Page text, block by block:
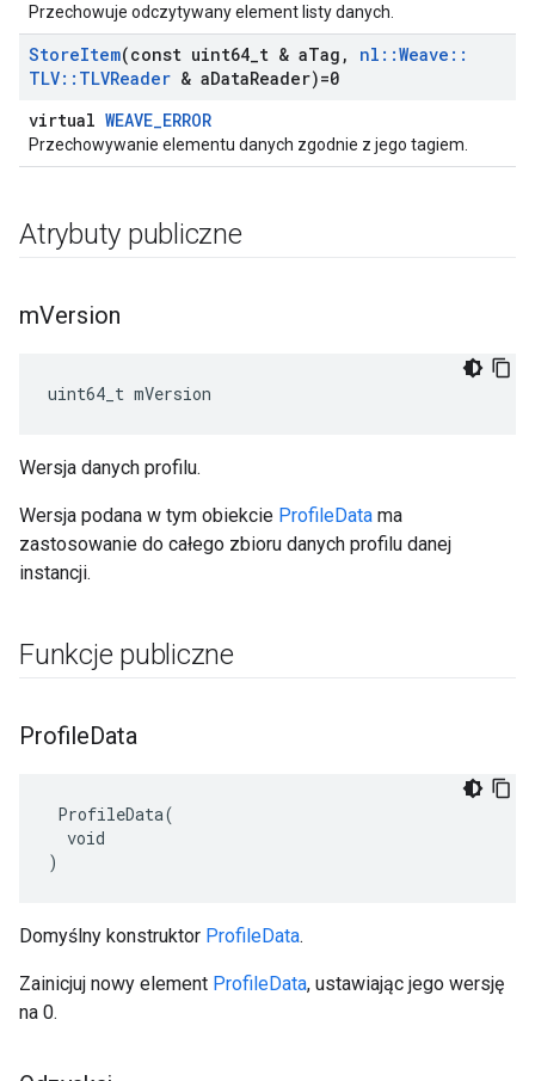
Przechowuje odczytywany element listy danych.
StoreItem(const uint64 t & aTag , nl ::Weave ::
TLV:: TLVReader & aDataReader)=0
virtual WEAVE_ERROR
Przechowywanie elementu danych zgodnie z jego tagiem.
Atrybuty publiczne
mVersion
uint64_t mVersion
Wersja danych profilu.
Wersja podana w tym obiekcie ProfileData ma
zastosowanie do całego zbioru danych profilu danej
instancji.
Funkcje publiczne
ProfileData
ProfileData(
  void
)
Domyślny konstruktor ProfileData.
Zainicjuj nowy element ProfileData, ustawiając jego wersję
na 0.